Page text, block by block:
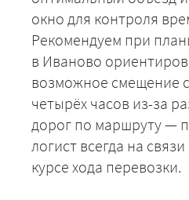
окно для контроля
Рекомендуем при
в Иваново
возможное смещение
четырёх часов из-за
дорог по маршруту —
логист всегда на
курсе хода перевозки.